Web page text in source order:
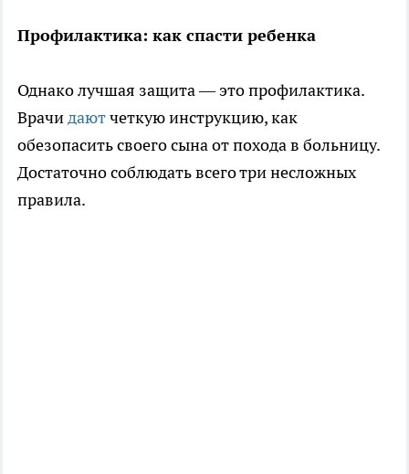
Профилактика: как спасти ребенка
Однако лучшая защита — это профилактика.
Врачидаютчеткую инструкцию, как
обезопасить своего сына от похода в больницу.
Достаточно соблюдать всего три несложных
правила.